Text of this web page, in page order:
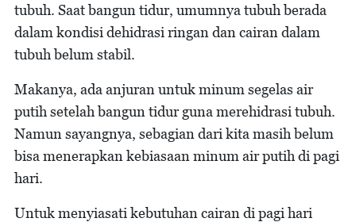
tubuh. Saat bangun tidur, umumnya tubuh berada
dalam kondisi dehidrasi ringan dan cairan dalam
tubuh belum stabil.
Makanya, ada anjuran untuk minum segelas air
putih setelah bangun tidur guna merehidrasi tubuh.
Namun sayangnya, sebagian dari kita masih belum
bisa menerapkan kebiasaan minum air putih di pagi
hari.
Untuk menyiasati kebutuhan cairan di pagi hari